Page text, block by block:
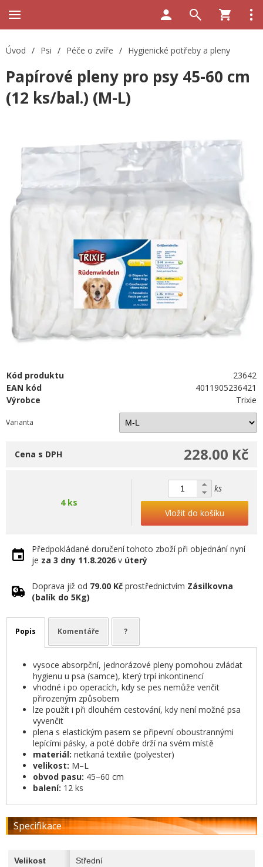
Úvod / Psi / Péče o zvíře / Hygienické potřeby a pleny
Papírové pleny pro psy 45-60 cm
(12 ks/bal.) (M-L)
Kód produktu
23642
EAN kód
4011905236421
Výrobce
Trixie
Varianta
228.00 Kč
Cena s DPH
4 ks
ks
Vložit do košíku
Předpokládané doručení tohoto zboží při objednání nyní
je za 3 dny 11.8.2026 v úterý
Doprava již od 79.00 Kč prostřednictvím Zásilkovna
(balík do 5Kg)
Popis Komentáře ?
vysoce absorpční, jednorázové pleny pomohou zvládat
hygienu u psa (samce), který trpí inkontinencí
vhodné i po operacích, kdy se pes nemůže venčit
přirozeným způsobem
lze použít i při dlouhém cestování, kdy není možné psa
vyvenčit
plena s elastickým pasem se připevní oboustrannými
lepícími pásky, a poté dobře drží na svém místě
materiál: netkaná textilie (polyester)
velikost: M–L
obvod pasu: 45–60 cm
balení: 12 ks
Specifikace
Velikost
Střední